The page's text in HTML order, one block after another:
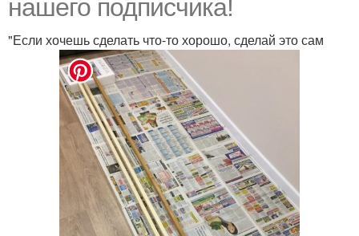
нашего подписчика!
"Если хочешь сделать что-то хорошо, сделай это сам